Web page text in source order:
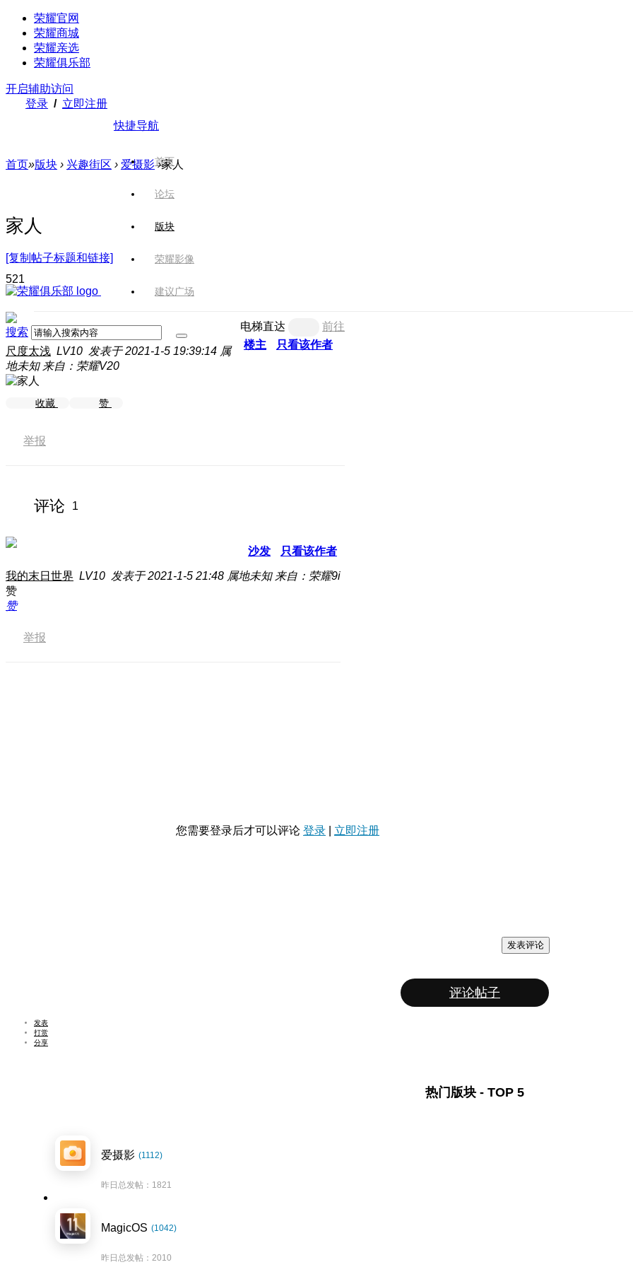
荣耀官网
荣耀商城
荣耀亲选
荣耀俱乐部
开启辅助访问
登录 / 立即注册
快捷导航
首页
论坛
版块
荣耀影像
建议广场
搜索
首页»版块 › 兴趣街区 › 爱摄影 ›家人
家人
[复制帖子标题和链接]
521
电梯直达
前往
楼主
只看该作者
尺度太浅 LV10 发表于 2021-1-5 19:39:14 属
地未知 来自：荣耀V20
收藏 赞
举报
评论 1
沙发 只看该作者
我的末日世界 LV10 发表于 2021-1-5 21:48 属地未知 来自：荣耀9i
赞
赞
举报
您需要登录后才可以评论 登录 立即注册
发表评论
评论帖子
发表
打赏
分享
热门版块 - TOP 5
爱摄影 (1112)
昨日总发帖：1821
MagicOS (1042)
昨日总发帖：2010